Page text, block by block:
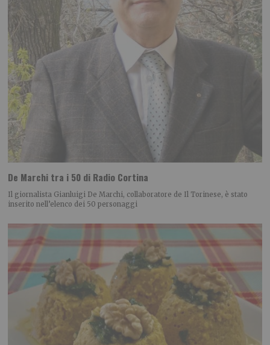
De Marchi tra i 50 di Radio Cortina
Il giornalista Gianluigi De Marchi, collaboratore de Il Torinese, è stato
inserito nell’elenco dei 50 personaggi